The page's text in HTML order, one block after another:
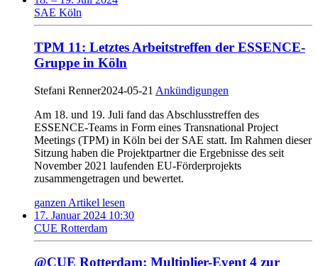
SAE Köln
TPM 11: Letztes Arbeitstreffen der ESSENCE-
Gruppe in Köln
Stefani Renner2024-05-21 Ankündigungen
Am 18. und 19. Juli fand das Abschlusstreffen des
ESSENCE-Teams in Form eines Transnational Project
Meetings (TPM) in Köln bei der SAE statt. Im Rahmen dieser
Sitzung haben die Projektpartner die Ergebnisse des seit
November 2021 laufenden EU-Förderprojekts
zusammengetragen und bewertet.
ganzen Artikel lesen
17. Januar 2024 10:30
CUE Rotterdam
@CUE Rotterdam: Multiplier-Event 4 zur